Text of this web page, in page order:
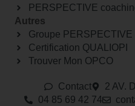
PERSPECTIVE
Autres
Groupe PERSPECTIVE
Certification QUALIOPI
Trouver Mon OPCO
Contact
2 AV.
04 85 69 42 74⁩